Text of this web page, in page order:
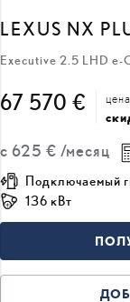
LEXUS NX
Executive 2.5 LHD e-
67 570 €
с 625 € /месяц
Подключаемый
136 кВт